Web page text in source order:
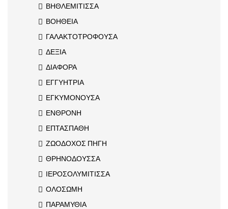
ΒΗΘΛΕΜΙΤΙΣΣΑ
ΒΟΗΘΕΙΑ
ΓΑΛΑΚΤΟΤΡΟΦΟΥΣΑ
ΔΕΞΙΑ
ΔΙΑΦΟΡΑ
ΕΓΓΥΗΤΡΙΑ
ΕΓΚΥΜΟΝΟΥΣΑ
ΕΝΘΡΟΝΗ
ΕΠΤΑΣΠΑΘΗ
ΖΩΟΔΟΧΟΣ ΠΗΓΗ
ΘΡΗΝΟΔΟΥΣΣΑ
ΙΕΡΟΣΟΛΥΜΙΤΙΣΣΑ
ΟΛΟΣΩΜΗ
ΠΑΡΑΜΥΘΙΑ